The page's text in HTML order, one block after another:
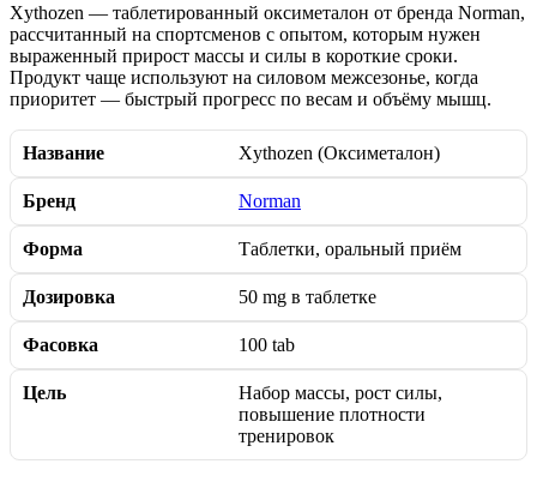
Xythozen — таблетированный оксиметалон от бренда Norman,
рассчитанный на спортсменов с опытом, которым нужен
выраженный прирост массы и силы в короткие сроки.
Продукт чаще используют на силовом межсезонье, когда
приоритет — быстрый прогресс по весам и объёму мышц.
Название Xythozen (Оксиметалон)
Бренд Norman
Форма Таблетки, оральный приём
Дозировка 50 mg в таблетке
Фасовка 100 tab
Цель
Набор массы, рост силы,
повышение плотности
тренировок